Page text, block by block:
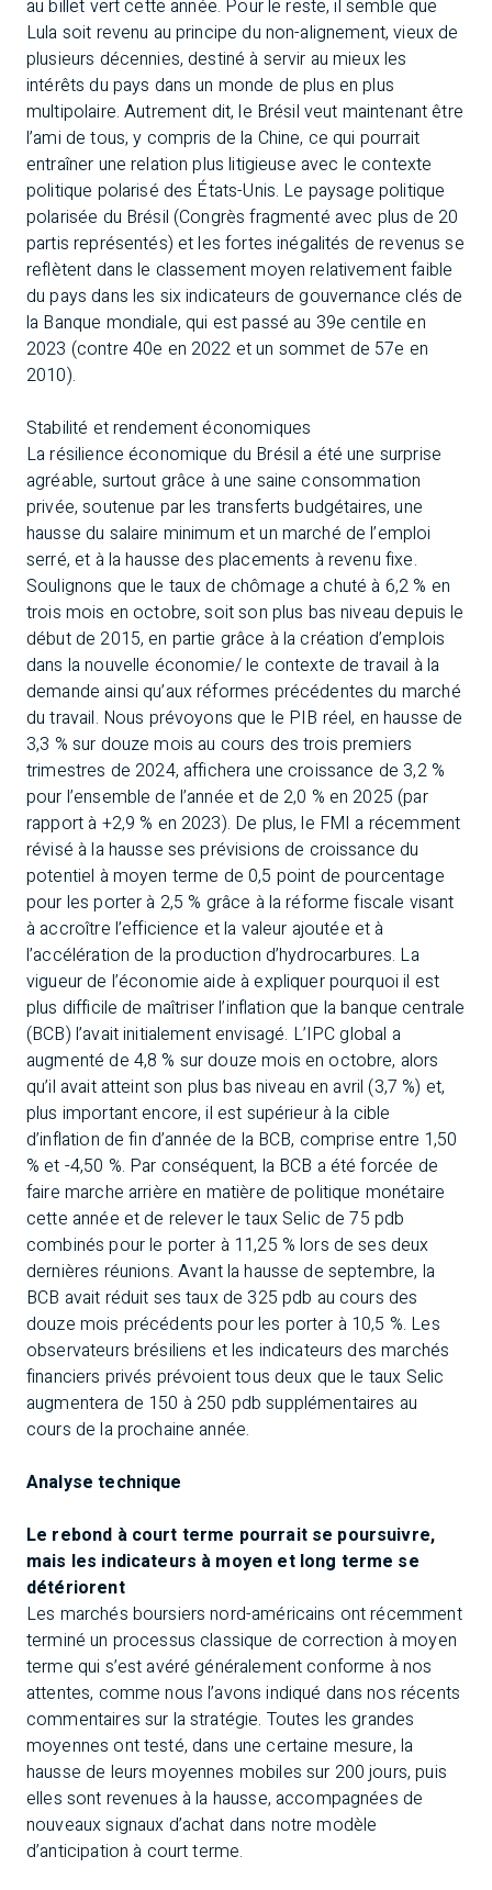
au billet vert cette année. Pour le reste, il semble que
Lula soit revenu au principe du non-alignement, vieux de
plusieurs décennies, destiné à servir au mieux les
intérêts du pays dans un monde de plus en plus
multipolaire. Autrement dit, le Brésil veut maintenant être
l’ami de tous, y compris de la Chine, ce qui pourrait
entraîner une relation plus litigieuse avec le contexte
politique polarisé des États-Unis. Le paysage politique
polarisée du Brésil (Congrès fragmenté avec plus de 20
partis représentés) et les fortes inégalités de revenus se
reflètent dans le classement moyen relativement faible
du pays dans les six indicateurs de gouvernance clés de
la Banque mondiale, qui est passé au 39e centile en
2023 (contre 40e en 2022 et un sommet de 57e en
2010).
Stabilité et rendement économiques
La résilience économique du Brésil a été une surprise
agréable, surtout grâce à une saine consommation
privée, soutenue par les transferts budgétaires, une
hausse du salaire minimum et un marché de l’emploi
serré, et à la hausse des placements à revenu fixe.
Soulignons que le taux de chômage a chuté à 6,2 % en
trois mois en octobre, soit son plus bas niveau depuis le
début de 2015, en partie grâce à la création d’emplois
dans la nouvelle économie/ le contexte de travail à la
demande ainsi qu’aux réformes précédentes du marché
du travail. Nous prévoyons que le PIB réel, en hausse de
3,3 % sur douze mois au cours des trois premiers
trimestres de 2024, affichera une croissance de 3,2 %
pour l’ensemble de l’année et de 2,0 % en 2025 (par
rapport à +2,9 % en 2023). De plus, le FMI a récemment
révisé à la hausse ses prévisions de croissance du
potentiel à moyen terme de 0,5 point de pourcentage
pour les porter à 2,5 % grâce à la réforme fiscale visant
à accroître l’efficience et la valeur ajoutée et à
l’accélération de la production d’hydrocarbures. La
vigueur de l’économie aide à expliquer pourquoi il est
plus difficile de maîtriser l’inflation que la banque centrale
(BCB) l’avait initialement envisagé. L’IPC global a
augmenté de 4,8 % sur douze mois en octobre, alors
qu’il avait atteint son plus bas niveau en avril (3,7 %) et,
plus important encore, il est supérieur à la cible
d’inflation de fin d’année de la BCB, comprise entre 1,50
% et -4,50 %. Par conséquent, la BCB a été forcée de
faire marche arrière en matière de politique monétaire
cette année et de relever le taux Selic de 75 pdb
combinés pour le porter à 11,25 % lors de ses deux
dernières réunions. Avant la hausse de septembre, la
BCB avait réduit ses taux de 325 pdb au cours des
douze mois précédents pour les porter à 10,5 %. Les
observateurs brésiliens et les indicateurs des marchés
financiers privés prévoient tous deux que le taux Selic
augmentera de 150 à 250 pdb supplémentaires au
cours de la prochaine année.
Analyse technique
Le rebond à court terme pourrait se poursuivre,
mais les indicateurs à moyen et long terme se
détériorent
Les marchés boursiers nord-américains ont récemment
terminé un processus classique de correction à moyen
terme qui s’est avéré généralement conforme à nos
attentes, comme nous l’avons indiqué dans nos récents
commentaires sur la stratégie. Toutes les grandes
moyennes ont testé, dans une certaine mesure, la
hausse de leurs moyennes mobiles sur 200 jours, puis
elles sont revenues à la hausse, accompagnées de
nouveaux signaux d’achat dans notre modèle
d’anticipation à court terme.